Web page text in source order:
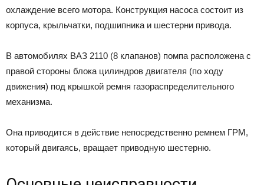
охлаждение всего мотора. Конструкция насоса состоит из
корпуса, крыльчатки, подшипника и шестерни привода.
В автомобилях ВАЗ 2110 (8 клапанов) помпа расположена с
правой стороны блока цилиндров двигателя (по ходу
движения) под крышкой ремня газораспределительного
механизма.
Она приводится в действие непосредственно ремнем ГРМ,
который двигаясь, вращает приводную шестерню.